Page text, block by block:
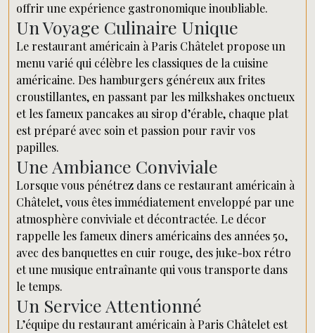
offrir une expérience gastronomique inoubliable.
Un Voyage Culinaire Unique
Le restaurant américain à Paris Châtelet propose un
menu varié qui célèbre les classiques de la cuisine
américaine. Des hamburgers généreux aux frites
croustillantes, en passant par les milkshakes onctueux
et les fameux pancakes au sirop d’érable, chaque plat
est préparé avec soin et passion pour ravir vos
papilles.
Une Ambiance Conviviale
Lorsque vous pénétrez dans ce restaurant américain à
Châtelet, vous êtes immédiatement enveloppé par une
atmosphère conviviale et décontractée. Le décor
rappelle les fameux diners américains des années 50,
avec des banquettes en cuir rouge, des juke-box rétro
et une musique entraînante qui vous transporte dans
le temps.
Un Service Attentionné
L’équipe du restaurant américain à Paris Châtelet est